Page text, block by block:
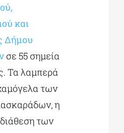
και
Δήμου
σε 55 σημεία
Τα λαμπερά
των
η
των